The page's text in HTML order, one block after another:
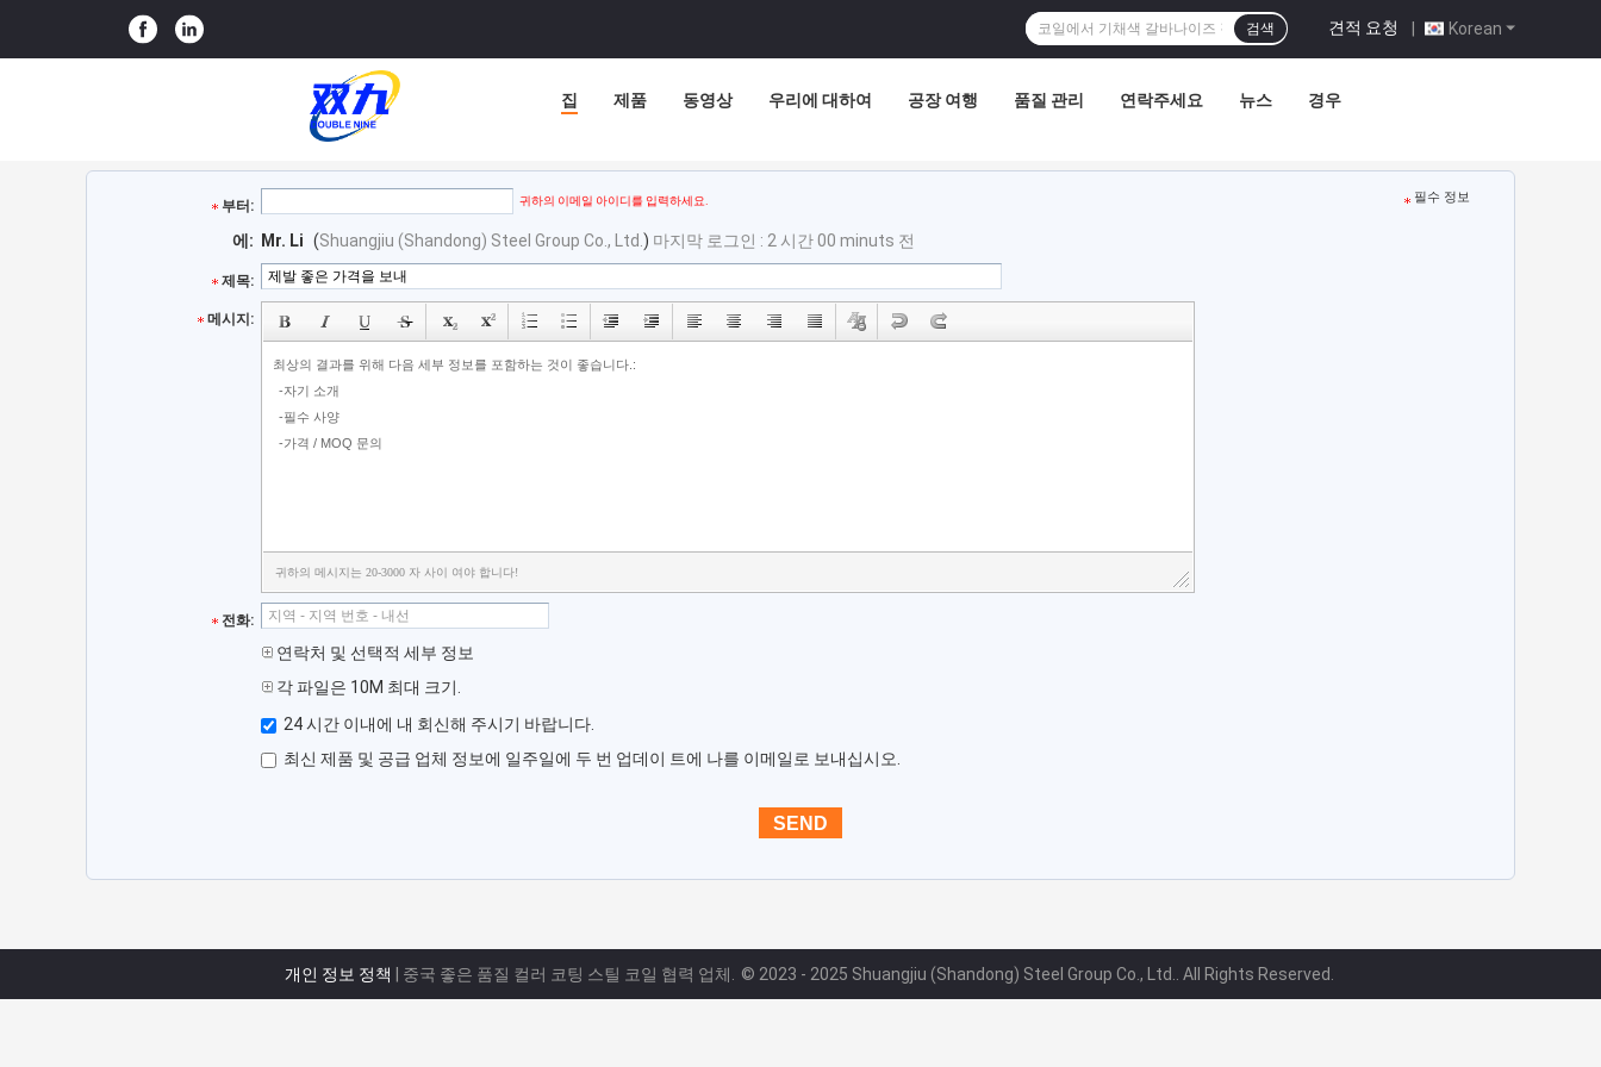
Korean
견적 요청 |
검색
집 제품 동영상 우리에 대하여 공장 여행 품질 관리 연락주세요 뉴스 경우
부터: 귀하의 이메일 아이디를 입력하세요. 필수 정보
에: Mr. Li (Shuangjiu (Shandong) Steel Group Co., Ltd. ) 마지막 로그인 : 2 시간 00 minuts 전
제목:
메시지:
귀하의 메시지는 20-3000 자 사이 여야 합니다!
전화:
연락처 및 선택적 세부 정보
각 파일은 10M 최대 크기.
24 시간 이내에 내 회신해 주시기 바랍니다.
최신 제품 및 공급 업체 정보에 일주일에 두 번 업데이 트에 나를 이메일로 보내십시오.
개인 정보 정책 | 중국 좋은 품질 컬러 코팅 스틸 코일 협력 업체. © 2023 - 2025 Shuangjiu (Shandong) Steel Group Co., Ltd.. All Rights Reserved.